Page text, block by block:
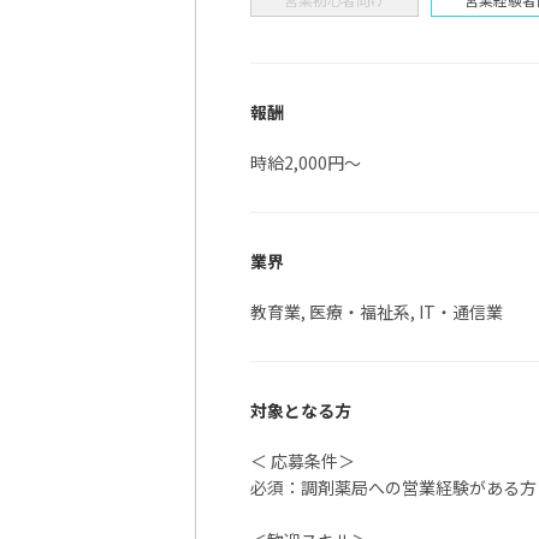
「調剤薬局の運営
報酬
時給2,000円～
業界
教育業, 医療・福祉系, IT・通信業
対象となる方
＜ 応募条件＞
必須：調剤薬局への営業経験がある方